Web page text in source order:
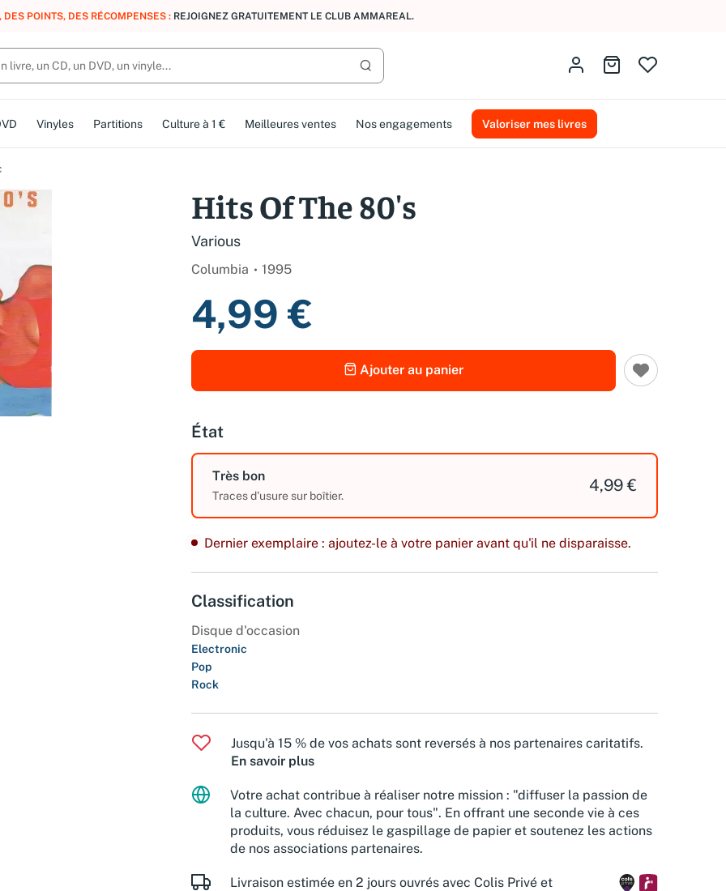
DES POINTS, DES RÉCOMPENSES : REJOIGNEZ GRATUITEMENT LE CLUB AMMAREAL.
Lancer la recherche
Identifiez-vousAller au panier
Vinyles Partitions Culture à 1 € Meilleures ventes Nos engagements Valoriser mes livres
Hits Of The 80's
Various
Columbia 1995
4,99 €
Ajouter au panier
État
Très bon
Traces d'usure sur boîtier.
4,99 €
Dernier exemplaire : ajoutez-le à votre panier avant qu'il ne disparaisse.
Classification
Disque d'occasion
Electronic
Pop
Rock
Jusqu'à 15 % de vos achats sont reversés à nos partenaires caritatifs.
En savoir plus
Votre achat contribue à réaliser notre mission : "diffuser la passion de
la culture. Avec chacun, pour tous". En offrant une seconde vie à ces
produits, vous réduisez le gaspillage de papier et soutenez les actions
de nos associations partenaires.
Livraison estimée en 2 jours ouvrés avec Colis Privé et